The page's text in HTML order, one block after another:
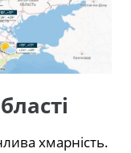
хмарність.